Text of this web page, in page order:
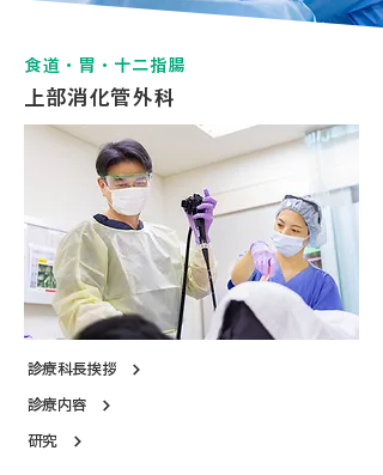
食道・胃・十二指腸
上部消化管外科
診療科長挨拶
診療内容
研究